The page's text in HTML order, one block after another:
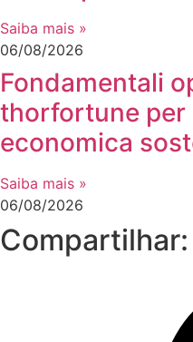
Saiba mais »
06/08/2026
Fondamentali
thorfortune per
economica
Saiba mais »
06/08/2026
Compartilhar: